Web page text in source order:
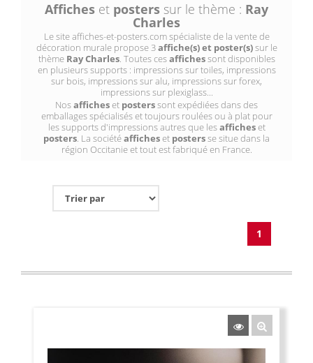
Affiches et posters sur le thème : Ray
Charles
Le site affiches-et-posters.com spécialiste de la vente de
décoration murale propose 3affiche(s) et poster(s)sur le
thème Ray Charles. Toutes cesaffichessont disponibles
en plusieurs supports : impressions sur toiles, impressions
sur bois, impressions sur alu, impressions sur forex,
impressions sur plexiglass...
Nosafficheset posterssont expédiées dans des
emballages spécialisés et toujours roulées ou à plat pour
les supports d'impressions autres que lesafficheset
posters. La sociétéafficheset postersse situe dans la
région Occitanie et tout est fabriqué en France.
1